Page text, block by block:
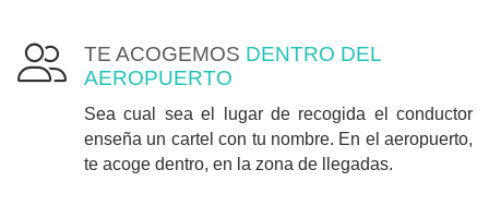
TE ACOGEMOS DENTRO DEL
AEROPUERTO
Sea cual sea el lugar de recogida el conductor
enseña un cartel con tu nombre. En el aeropuerto,
te acoge dentro, en la zona de llegadas.